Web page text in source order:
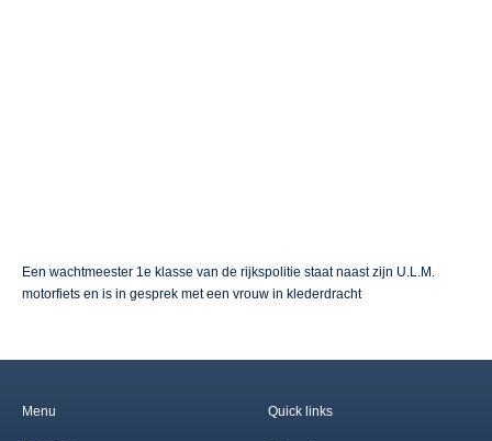
Een wachtmeester 1e klasse van de rijkspolitie staat naast zijn U.L.M.
motorfiets en is in gesprek met een vrouw in klederdracht
Menu Quick links